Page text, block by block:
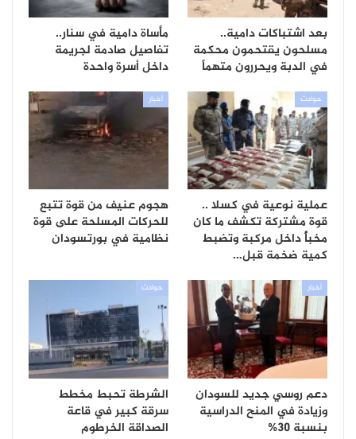
بعد اشتباكات دامية..
مسلحون يقتحمون محكمة
في الدبة ويحررون متهماً
مأساة دامية في سنار..
تفاصيل صادمة لجريمة
داخل أسرة واحدة
حوادث
عملية نوعية في كسلا ..
قوة مشتركة تكشف ما كان
مخبأً داخل مركبة وتضبط
كمية ضخمة قبل…
أخبار
هجوم عنيف من قوة تتبع
للحركات المسلحة على قوة
نظامية في بورتسودان
أخبار
دعم روسي جديد للسودان
وزيادة في المنح الدراسية
بنسبة 30%
حوادث
الشرطة تحبط مخطط
سرقة كبير في قاعة
الصداقة الخرطوم